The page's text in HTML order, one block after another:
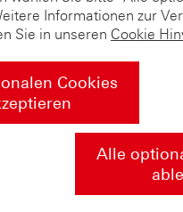
Informationen zur
Sie in unseren Cookie
Cookies
Alle